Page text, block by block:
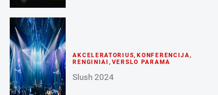
AKCELERATORIUS, KONFERENCIJA,
RENGINIAI , VERSLO PARAMA
Slush 2024